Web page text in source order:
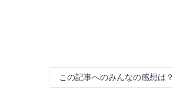
この記事へのみんなの感想は？